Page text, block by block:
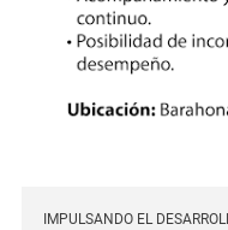
IMPULSANDO EL